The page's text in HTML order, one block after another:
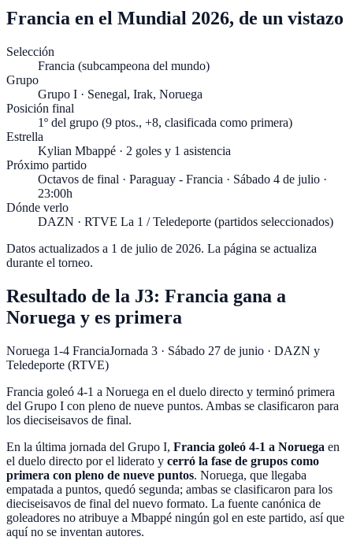
Francia en el Mundial 2026, de un vistazo
Selección
Francia (subcampeona del mundo)
Grupo
Grupo I · Senegal, Irak, Noruega
Posición final
1º del grupo (9 ptos., +8, clasificada como primera)
Estrella
Kylian Mbappé · 2 goles y 1 asistencia
Próximo partido
Octavos de final · Paraguay - Francia · Sábado 4 de julio ·
23:00h
Dónde verlo
DAZN · RTVE La 1 / Teledeporte (partidos seleccionados)
Datos actualizados a 1 de julio de 2026. La página se actualiza
durante el torneo.
Resultado de la J3: Francia gana a
Noruega y es primera
Noruega 1-4 FranciaJornada 3 · Sábado 27 de junio · DAZN y
Teledeporte (RTVE)
Francia goleó 4-1 a Noruega en el duelo directo y terminó primera
del Grupo I con pleno de nueve puntos. Ambas se clasificaron para
los dieciseisavos de final.
En la última jornada del Grupo I, Francia goleó 4-1 a Noruega en
el duelo directo por el liderato y cerró la fase de grupos como
primera con pleno de nueve puntos. Noruega, que llegaba
empatada a puntos, quedó segunda; ambas se clasificaron para los
dieciseisavos de final del nuevo formato. La fuente canónica de
goleadores no atribuye a Mbappé ningún gol en este partido, así que
aquí no se inventan autores.